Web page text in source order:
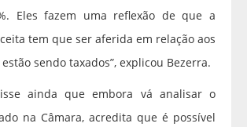
Eles fazem uma reflexão de que a
tem que ser aferida em relação aos
sendo taxados”, explicou Bezerra.
ainda que embora vá analisar o
na Câmara, acredita que é possível